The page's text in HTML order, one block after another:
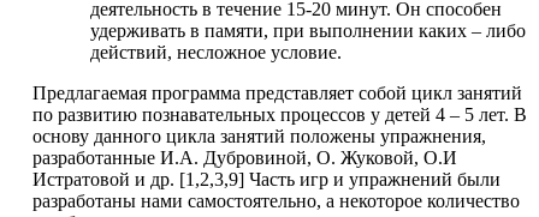
деятельность в течение 15-20 минут. Он способен
удерживать в памяти, при выполнении каких – либо
действий, несложное условие.
Предлагаемая программа представляет собой цикл занятий
по развитию познавательных процессов у детей 4 – 5 лет. В
основу данного цикла занятий положены упражнения,
разработанные И.А. Дубровиной, О. Жуковой, О.И
Истратовой и др. [1,2,3,9] Часть игр и упражнений были
разработаны нами самостоятельно, а некоторое количество